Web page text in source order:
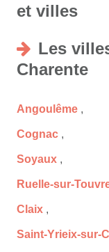
et villes
Les
Charente
Angoulême ,
Cognac ,
Soyaux ,
Ruelle-sur-
Claix ,
Saint-Yrieix-sur-